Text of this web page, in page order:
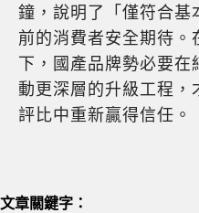
鐘，說明了「僅符合基
前的消費者安全期待
下，國產品牌勢必要
動更深層的升級工程，
評比中重新贏得信任。
文章關鍵字：